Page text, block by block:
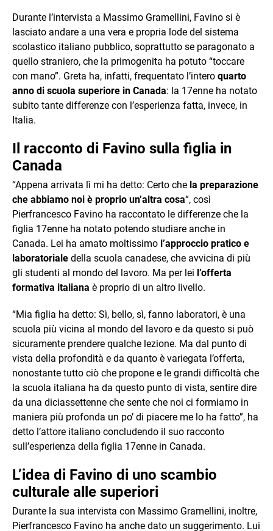
Durante l’intervista a Massimo Gramellini, Favino si è
lasciato andare a una vera e propria lode del sistema
scolastico italiano pubblico, soprattutto se paragonato a
quello straniero, che la primogenita ha potuto “toccare
con mano”. Greta ha, infatti, frequentato l’intero quarto
anno di scuola superiore in Canada: la 17enne ha notato
subito tante differenze con l’esperienza fatta, invece, in
Italia.
Il racconto di Favino sulla figlia in
Canada
“Appena arrivata lì mi ha detto: Certo che la preparazione
che abbiamo noi è proprio un’altra cosa“, così
Pierfrancesco Favino ha raccontato le differenze che la
figlia 17enne ha notato potendo studiare anche in
Canada. Lei ha amato moltissimo l’approccio pratico e
laboratoriale della scuola canadese, che avvicina di più
gli studenti al mondo del lavoro. Ma per lei l’offerta
formativa italiana è proprio di un altro livello.
“Mia figlia ha detto: Sì, bello, sì, fanno laboratori, è una
scuola più vicina al mondo del lavoro e da questo si può
sicuramente prendere qualche lezione. Ma dal punto di
vista della profondità e da quanto è variegata l’offerta,
nonostante tutto ciò che propone e le grandi difficoltà che
la scuola italiana ha da questo punto di vista, sentire dire
da una diciassettenne che sente che noi ci formiamo in
maniera più profonda un po’ di piacere me lo ha fatto”, ha
detto l’attore italiano concludendo il suo racconto
sull’esperienza della figlia 17enne in Canada.
L’idea di Favino di uno scambio
culturale alle superiori
Durante la sua intervista con Massimo Gramellini, inoltre,
Pierfrancesco Favino ha anche dato un suggerimento. Lui